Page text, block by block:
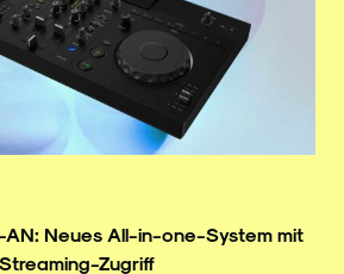
Neues All-in-one-System mit
Streaming-Zugriff